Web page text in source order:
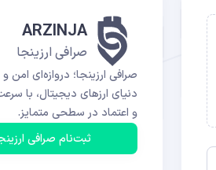
ARZINJA
صرافی ارزینجا
صرافی ارزینجا؛ دروازه‌ای امن
دنیای ارزهای دیجیتال، با
و اعتماد در سطحی متمایز.
ثبت‌نام صرافی